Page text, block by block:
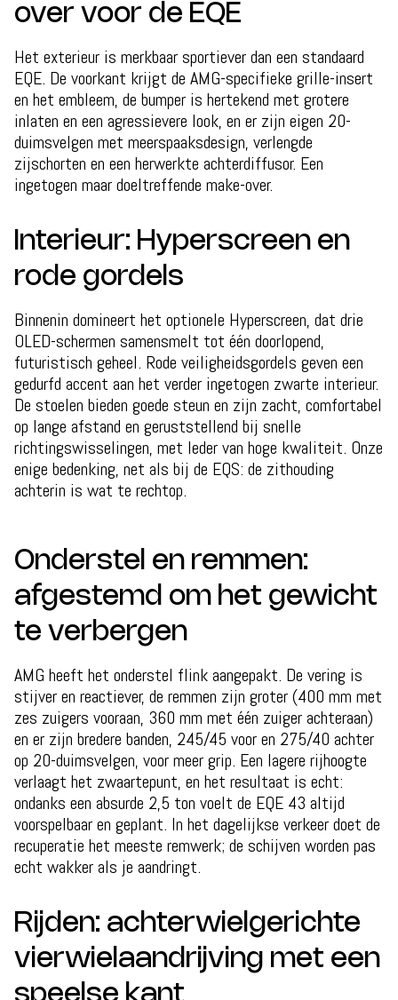
over voor de EQE
Het exterieur is merkbaar sportiever dan een standaard
EQE. De voorkant krijgt de AMG-specifieke grille-insert
en het embleem, de bumper is hertekend met grotere
inlaten en een agressievere look, en er zijn eigen 20-
duimsvelgen met meerspaaksdesign, verlengde
zijschorten en een herwerkte achterdiffusor. Een
ingetogen maar doeltreffende make-over.
Interieur: Hyperscreen en
rode gordels
Binnenin domineert het optionele Hyperscreen, dat drie
OLED-schermen samensmelt tot één doorlopend,
futuristisch geheel. Rode veiligheidsgordels geven een
gedurfd accent aan het verder ingetogen zwarte interieur.
De stoelen bieden goede steun en zijn zacht, comfortabel
op lange afstand en geruststellend bij snelle
richtingswisselingen, met leder van hoge kwaliteit. Onze
enige bedenking, net als bij de EQS: de zithouding
achterin is wat te rechtop.
Onderstel en remmen:
afgestemd om het gewicht
te verbergen
AMG heeft het onderstel flink aangepakt. De vering is
stijver en reactiever, de remmen zijn groter (400 mm met
zes zuigers vooraan, 360 mm met één zuiger achteraan)
en er zijn bredere banden, 245/45 voor en 275/40 achter
op 20-duimsvelgen, voor meer grip. Een lagere rijhoogte
verlaagt het zwaartepunt, en het resultaat is echt:
ondanks een absurde 2,5 ton voelt de EQE 43 altijd
voorspelbaar en geplant. In het dagelijkse verkeer doet de
recuperatie het meeste remwerk; de schijven worden pas
echt wakker als je aandringt.
Rijden: achterwielgerichte
vierwielaandrijving met een
speelse kant